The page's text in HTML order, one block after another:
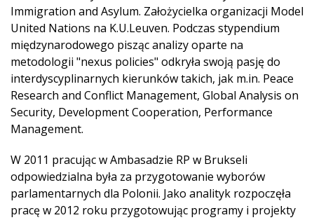
Immigration and Asylum. Założycielka organizacji Model
United Nations na K.U.Leuven. Podczas stypendium
międzynarodowego pisząc analizy oparte na
metodologii "nexus policies" odkryła swoją pasję do
interdyscyplinarnych kierunków takich, jak m.in. Peace
Research and Conflict Management, Global Analysis on
Security, Development Cooperation, Performance
Management.
W 2011 pracując w Ambasadzie RP w Brukseli
odpowiedzialna była za przygotowanie wyborów
parlamentarnych dla Polonii. Jako analityk rozpoczęła
pracę w 2012 roku przygotowując programy i projekty